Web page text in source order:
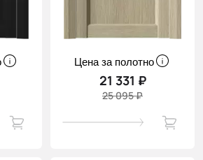
Цена за полотно
21 331 ₽
25 095 ₽